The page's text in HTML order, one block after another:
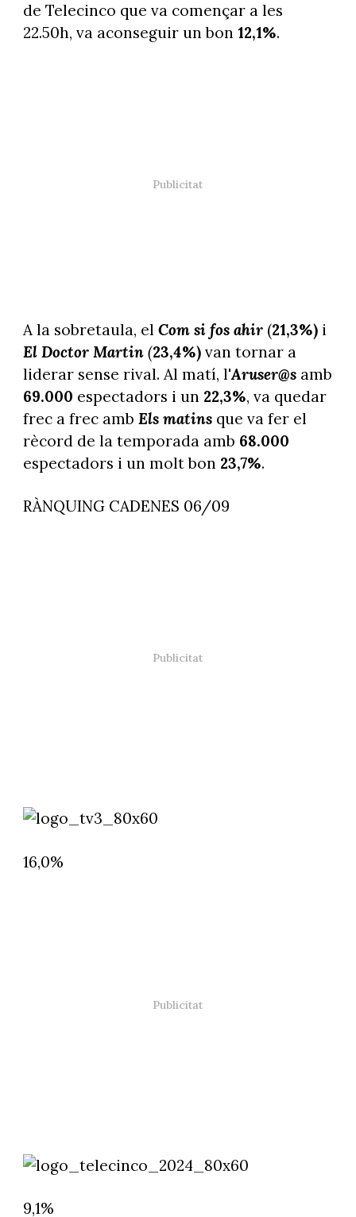
de Telecinco que va començar a les
22.50h, va aconseguir un bon 12,1%.
A la sobretaula, el Com si fos ahir(21,3%) i
El Doctor Martin(23,4%) van tornar a
liderar sense rival. Al matí, l'Aruser@samb
69.000 espectadors i un 22,3%, va quedar
frec a frec amb Els matinsque va fer el
rècord de la temporada amb 68.000
espectadors i un molt bon 23,7%.
RÀNQUING CADENES 06/09
16,0%
9,1%